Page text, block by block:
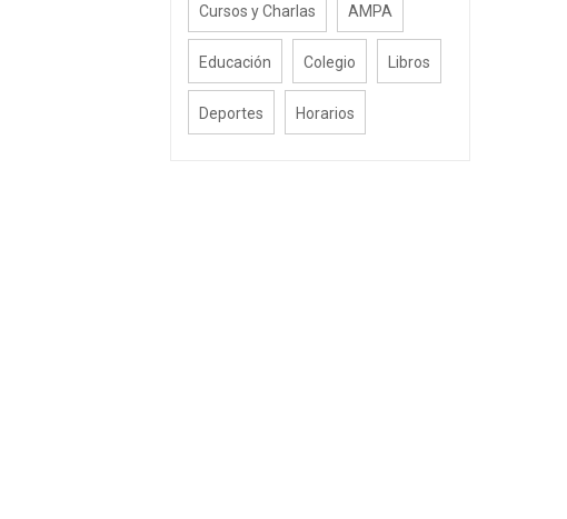
Cursos y Charlas AMPA
Educación Colegio Libros
Deportes Horarios